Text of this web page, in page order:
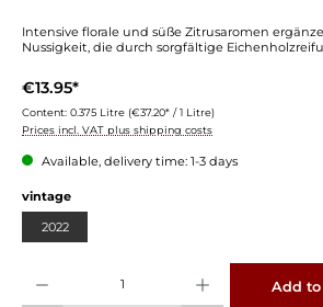
Intensive florale und süße Zitrusaromen
Nussigkeit, die durch sorgfältige
€13.95*
Content: 0.375 Litre (€37.20* / 1 Litre)
Prices incl. VAT plus shipping costs
Available, delivery time: 1-3 days
vintage
2022
Add